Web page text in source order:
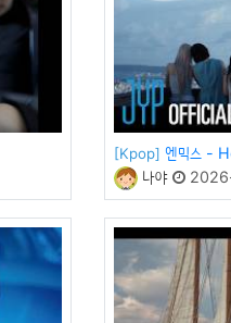
[Kpop] 엔믹스 -
나야